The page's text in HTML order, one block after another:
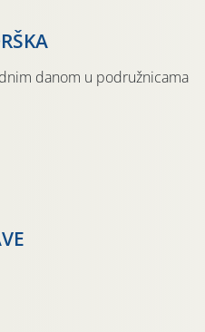
danom u podružnicama